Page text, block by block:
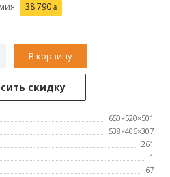
38 790
В корзину
скидку
650×520×501
538×406×307
261
1
67